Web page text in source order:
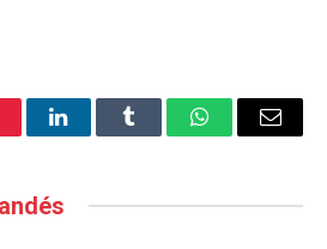
LinkedInTumblr WhatsAppEmail